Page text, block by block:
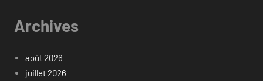
Archives
août 2026
juillet 2026